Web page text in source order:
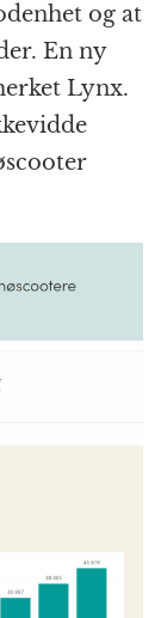
og at
En ny
Lynx.